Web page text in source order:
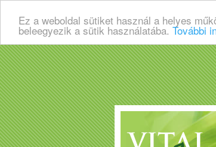
Ez a weboldal sütiket használ a helyes
beleegyezik a sütik használatába. További